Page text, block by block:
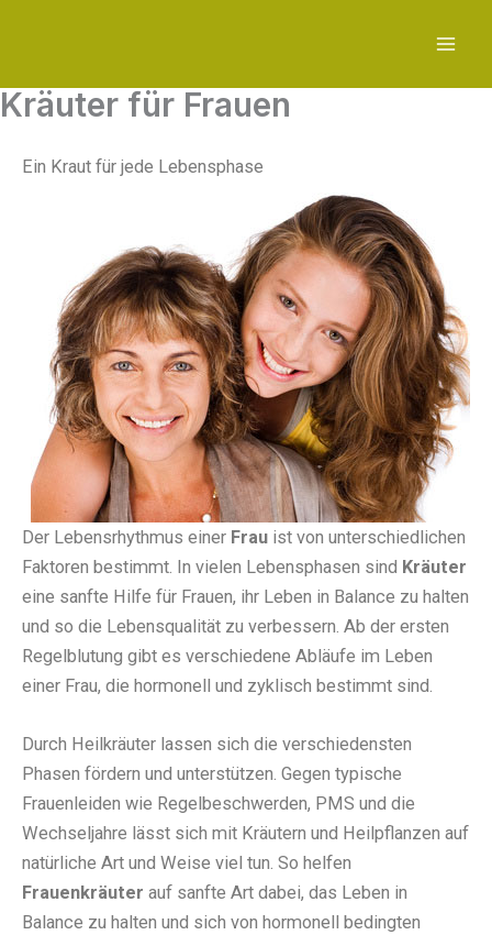
Kräuter für Frauen
Ein Kraut für jede Lebensphase
Der Lebensrhythmus einer Frau ist von unterschiedlichen
Faktoren bestimmt. In vielen Lebensphasen sind Kräuter
eine sanfte Hilfe für Frauen, ihr Leben in Balance zu halten
und so die Lebensqualität zu verbessern. Ab der ersten
Regelblutung gibt es verschiedene Abläufe im Leben
einer Frau, die hormonell und zyklisch bestimmt sind.
Durch Heilkräuter lassen sich die verschiedensten
Phasen fördern und unterstützen. Gegen typische
Frauenleiden wie Regelbeschwerden, PMS und die
Wechseljahre lässt sich mit Kräutern und Heilpflanzen auf
natürliche Art und Weise viel tun. So helfen
Frauenkräuter auf sanfte Art dabei, das Leben in
Balance zu halten und sich von hormonell bedingten